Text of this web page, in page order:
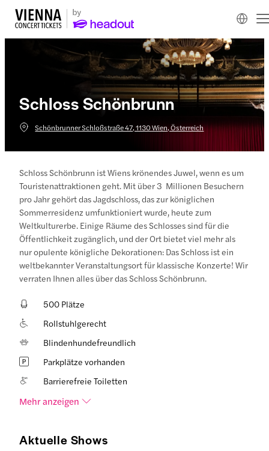
Schloss Schönbrunn
Schönbrunner Schloßstraße 47, 1130 Wien, Österreich
Schloss Schönbrunn ist Wiens krönendes Juwel, wenn es um
Touristenattraktionen geht. Mit über 3 Millionen Besuchern
pro Jahr gehört das Jagdschloss, das zur königlichen
Sommerresidenz umfunktioniert wurde, heute zum
Weltkulturerbe. Einige Räume des Schlosses sind für die
Öffentlichkeit zugänglich, und der Ort bietet viel mehr als
nur opulente königliche Dekorationen: Das Schloss ist ein
weltbekannter Veranstaltungsort für klassische Konzerte! Wir
verraten Ihnen alles über das Schloss Schönbrunn.
500 Plätze
Rollstuhlgerecht
Blindenhundefreundlich
Parkplätze vorhanden
Barrierefreie Toiletten
Mehr anzeigen
Aktuelle Shows